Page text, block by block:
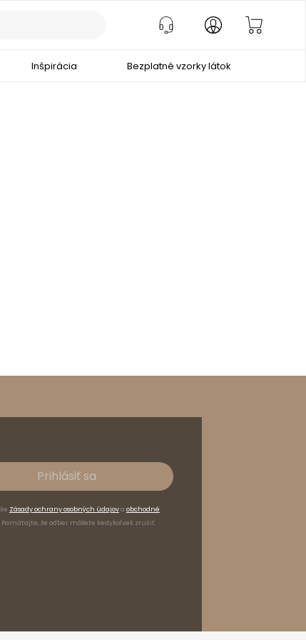
Inšpirácia Bezplatné vzorky látok
Prihlásiť sa
Zásady ochrany osobných údajova obchodné
Pamätajte, že odber môžete kedykoľvek zrušiť.